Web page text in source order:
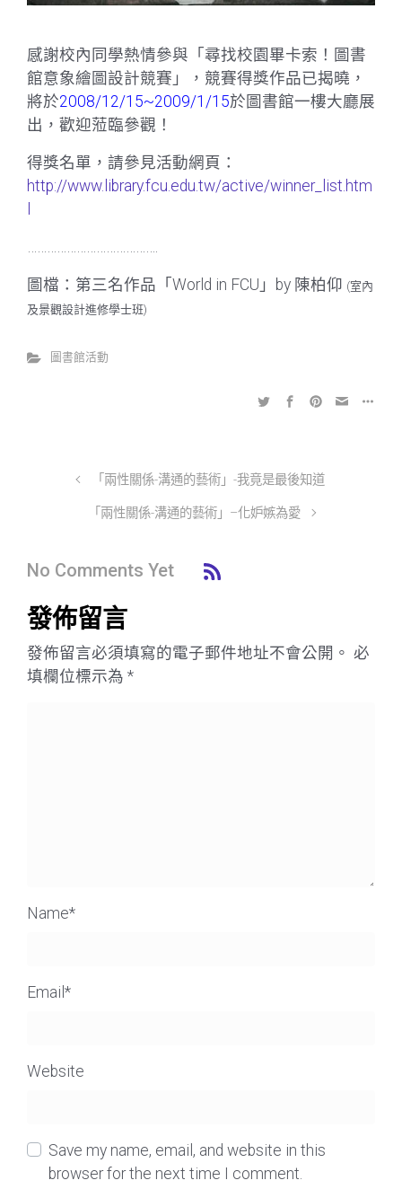
感謝校內同學熱情參與「尋找校園畢卡索！圖書
館意象繪圖設計競賽」，競賽得獎作品已揭曉，
將於2008/12/15~2009/1/15於圖書館一樓大廳展
出，歡迎蒞臨參觀！
得獎名單，請參見活動網頁：
http://www.library.fcu.edu.tw/active/winner_list.htm
………………………………….
圖檔：第三名作品「World in FCU」by 陳柏仰 (室內
及景觀設計進修學士班)
圖書館活動
「兩性關係-溝通的藝術」-我竟是最後知道
「兩性關係-溝通的藝術」–化妒嫉為愛
No Comments Yet
發佈留言
發佈留言必須填寫的電子郵件地址不會公開。 必
填欄位標示為 *
Name*
Email *
Website
Save my name, email, and website in this
browser for the next time I comment.